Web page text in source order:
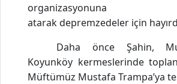
organizasyonuna
atarak depremzedeler için
Daha önce Şahin,
Koyunköy kermeslerinde
Müftümüz Mustafa Trampa’ya